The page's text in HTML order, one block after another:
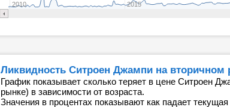
2010 2015
Ликвидность Ситроен Джампи на вторичном
График показывает сколько теряет в цене Ситроен
рынке) в зависимости от возраста.
Значения в процентах показывают как падает